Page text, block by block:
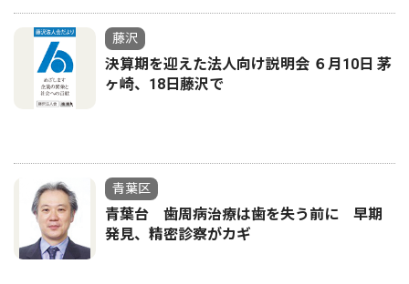
藤沢
決算期を迎えた法人向け説明会 ６月10日 茅
ヶ崎、18日藤沢で
青葉区
青葉台 歯周病治療は歯を失う前に 早期
発見、精密診察がカギ